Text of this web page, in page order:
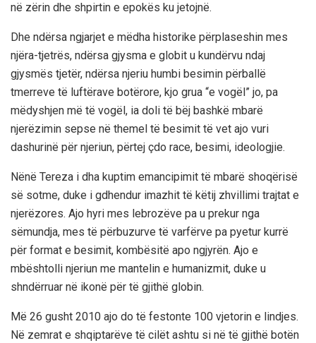
në zërin dhe shpirtin e epokës ku jetojnë.
Dhe ndërsa ngjarjet e mëdha historike përplaseshin mes
njëra-tjetrës, ndërsa gjysma e globit u kundërvu ndaj
gjysmës tjetër, ndërsa njeriu humbi besimin përballë
tmerreve të luftërave botërore, kjo grua “e vogël” jo, pa
mëdyshjen më të vogël, ia doli të bëj bashkë mbarë
njerëzimin sepse në themel të besimit të vet ajo vuri
dashurinë për njeriun, përtej çdo race, besimi, ideologjie.
Nënë Tereza i dha kuptim emancipimit të mbarë shoqërisë
së sotme, duke i gdhendur imazhit të këtij zhvillimi trajtat e
njerëzores. Ajo hyri mes lebrozëve pa u prekur nga
sëmundja, mes të përbuzurve të varfërve pa pyetur kurrë
për format e besimit, kombësitë apo ngjyrën. Ajo e
mbështolli njeriun me mantelin e humanizmit, duke u
shndërruar në ikonë për të gjithë globin.
Më 26 gusht 2010 ajo do të festonte 100 vjetorin e lindjes.
Në zemrat e shqiptarëve të cilët ashtu si në të gjithë botën